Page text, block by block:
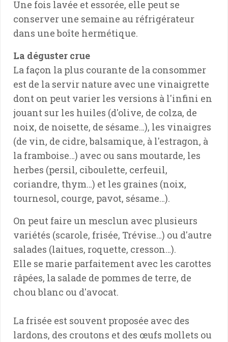
Une fois lavée et essorée, elle peut se
conserver une semaine au réfrigérateur
dans une boîte hermétique.
La déguster crue
La façon la plus courante de la consommer
est de la servir nature avec une vinaigrette
dont on peut varier les versions à l'infini en
jouant sur les huiles (d'olive, de colza, de
noix, de noisette, de sésame…), les vinaigres
(de vin, de cidre, balsamique, à l'estragon, à
la framboise…) avec ou sans moutarde, les
herbes (persil, ciboulette, cerfeuil,
coriandre, thym…) et les graines (noix,
tournesol, courge, pavot, sésame…).
On peut faire un mesclun avec plusieurs
variétés (scarole, frisée, Trévise…) ou d'autre
salades (laitues, roquette, cresson…).
Elle se marie parfaitement avec les carottes
râpées, la salade de pommes de terre, de
chou blanc ou d'avocat.
La frisée est souvent proposée avec des
lardons, des croutons et des œufs mollets ou